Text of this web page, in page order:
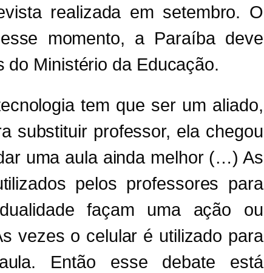
realizada em setembro. O
momento, a Paraíba deve
Ministério da Educação.
tem que ser um aliado,
substituir professor, ela chegou
uma aula ainda melhor (…) As
pelos professores para
façam uma ação ou
vezes o celular é utilizado para
Então esse debate está